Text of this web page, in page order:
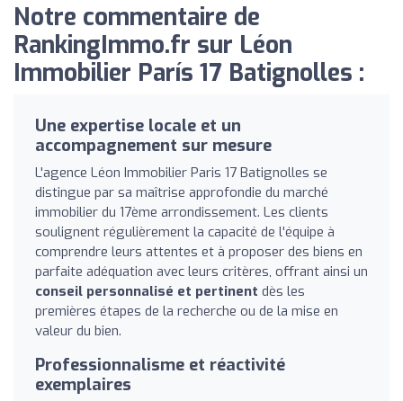
Notre commentaire de
RankingImmo.fr sur Léon
Immobilier París 17 Batignolles :
Une expertise locale et un
accompagnement sur mesure
L'agence Léon Immobilier Paris 17 Batignolles se
distingue par sa maîtrise approfondie du marché
immobilier du 17ème arrondissement. Les clients
soulignent régulièrement la capacité de l'équipe à
comprendre leurs attentes et à proposer des biens en
parfaite adéquation avec leurs critères, offrant ainsi un
conseil personnalisé et pertinent dès les
premières étapes de la recherche ou de la mise en
valeur du bien.
Professionnalisme et réactivité
exemplaires